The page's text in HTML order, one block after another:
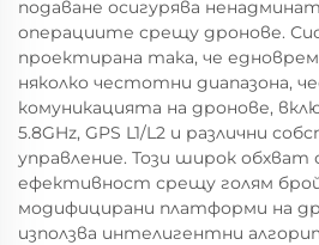
подаване осигурява
операциите срещу дронове.
проектирана така, че
няколко честотни диапазона,
комуникацията на дронове,
5.8GHz, GPS L1/L2 и различни
управление. Този широк обхват
ефективност срещу голям
модифицирани платформи на
използва интелигентни